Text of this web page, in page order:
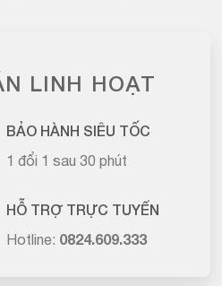
LINH HOẠT
BẢO HÀNH SIÊU TỐC
1 đổi 1 sau 30 phút
HỖ TRỢ TRỰC TUYẾN
Hotline: 0824.609.333